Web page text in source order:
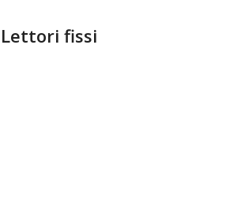
Lettori fissi